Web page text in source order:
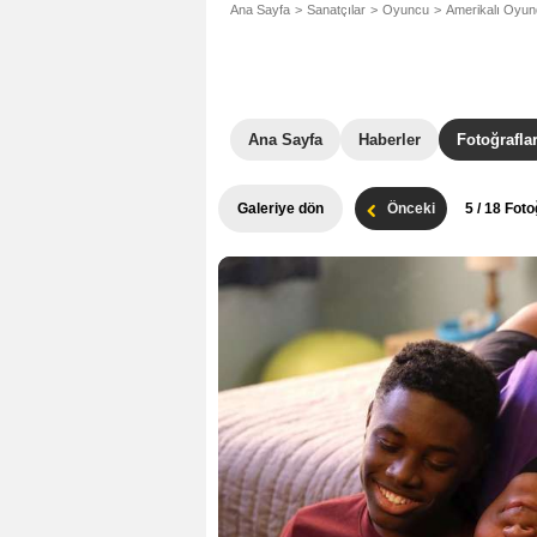
Ana Sayfa Sanatçılar Oyuncu Amerikalı
Ana Sayfa Haberler Fotoğraflar
Galeriye dön Önceki 5 / 18